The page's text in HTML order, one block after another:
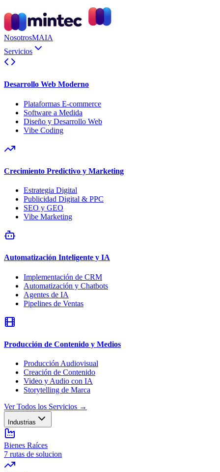
NosotrosMAIA
Servicios
Desarrollo Web Moderno
Plataformas E-commerce
Software a Medida
Diseño y Desarrollo Web
Vibe Coding
Crecimiento Predictivo y Marketing
Estrategia Digital
Publicidad Digital & PPC
SEO y GEO
Vibe Marketing
Automatización Inteligente y IA
Implementación de CRM
Automatización y Chatbots
Agentes de IA
Pipelines de Ventas
Producción de Contenido y Medios
Producción Audiovisual
Creación de Contenido
Video y Audio con IA
Storytelling de Marca
Ver Todos los Servicios →
Industrias
Bienes Raíces
7 rutas de solucion